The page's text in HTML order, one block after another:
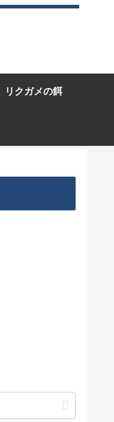
リクガメの餌